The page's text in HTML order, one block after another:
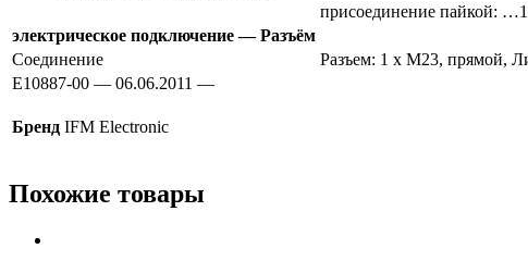
присоединение пайкой:
электрическое подключение — Разъём
Соединение
Разъем: 1 x M23, прямой,
E10887-00 — 06.06.2011 —
Бренд IFM Electronic
Похожие товары